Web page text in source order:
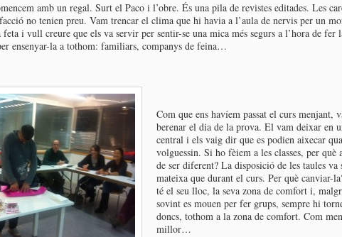
amb un regal. Surt el Paco i l’obre. És una pila de revistes editades. Les
no tenien preu. Vam trencar el clima que hi havia a l’aula de nervis per un
i vull creure que els va servir per sentir-se una mica més segurs a l’hora de fer
ensenyar-la a tothom: familiars, companys de feina…
Com que ens havíem passat el curs menjant,
berenar el dia de la prova. El vam deixar en
central i els vaig dir que es podien aixecar
volguessin. Si ho fèiem a les classes, per què
de ser diferent? La disposició de les taules va
mateixa que durant el curs. Per què canviar-
té el seu lloc, la seva zona de comfort i,
sovint es mouen per fer grups, sempre hi
doncs, tothom a la zona de comfort. Com
millor…